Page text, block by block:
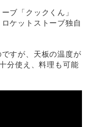
ブ「クックくん」
ケットストーブ独自
すが、天板の温度が
分使え、料理も可能